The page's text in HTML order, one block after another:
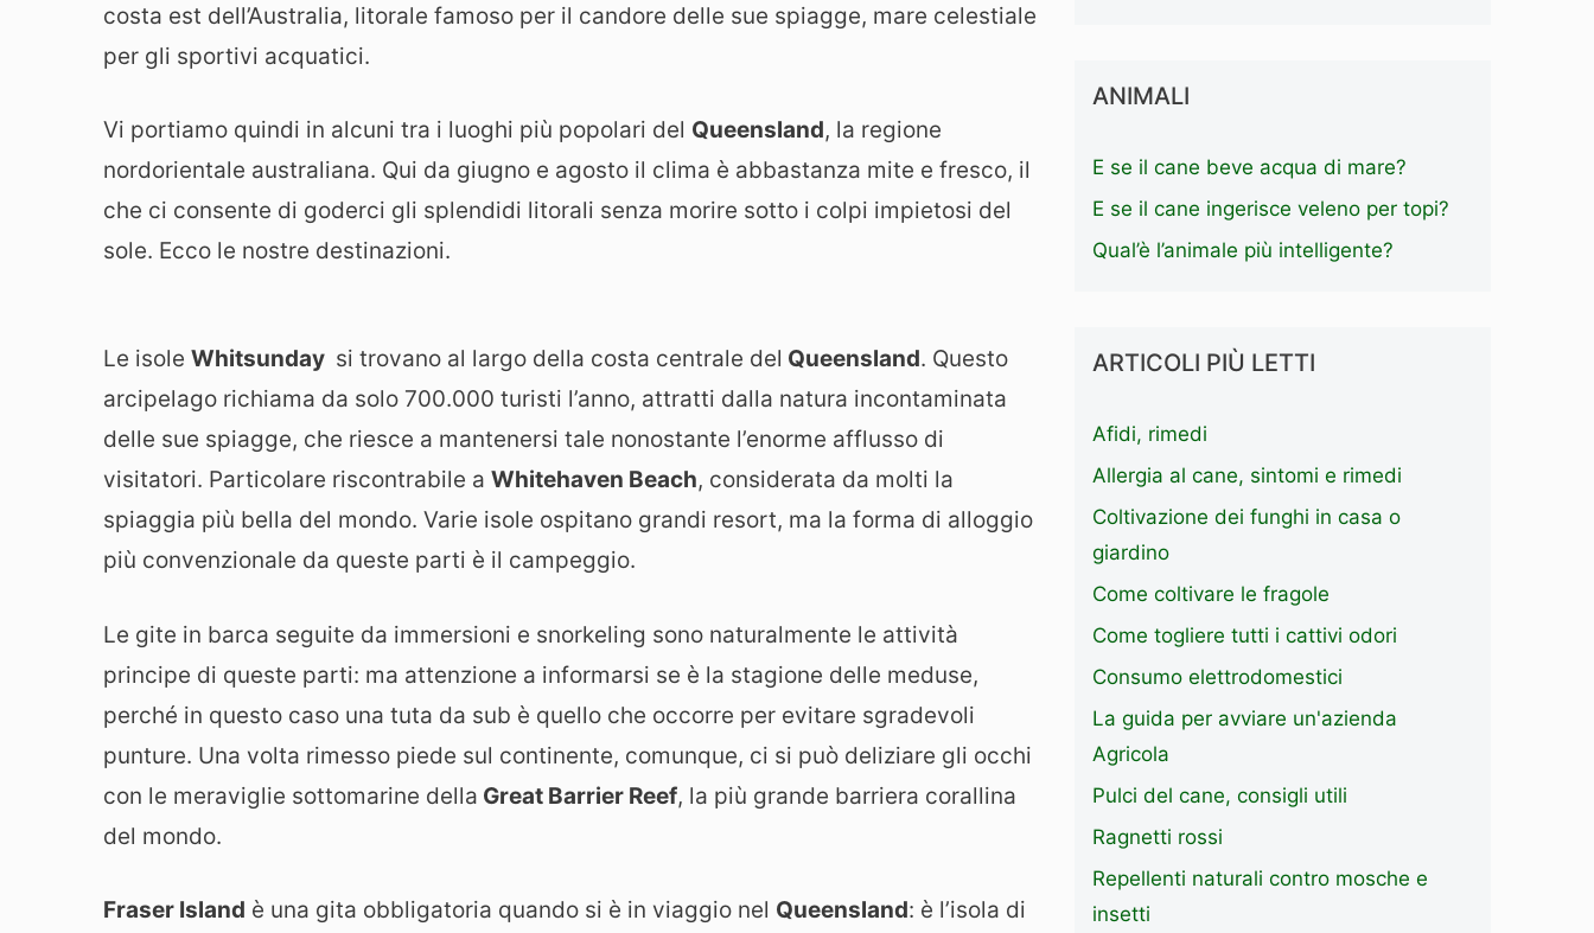
costa est dell’Australia, litorale famoso per il candore delle sue spiagge, mare celestiale
per gli sportivi acquatici.
Vi portiamo quindi in alcuni tra i luoghi più popolari del Queensland, la regione
nordorientale australiana. Qui da giugno e agosto il clima è abbastanza mite e fresco, il
che ci consente di goderci gli splendidi litorali senza morire sotto i colpi impietosi del
sole. Ecco le nostre destinazioni.
Le isole Whitsunday si trovano al largo della costa centrale del Queensland. Questo
arcipelago richiama da solo 700.000 turisti l’anno, attratti dalla natura incontaminata
delle sue spiagge, che riesce a mantenersi tale nonostante l’enorme afflusso di
visitatori. Particolare riscontrabile a Whitehaven Beach, considerata da molti la
spiaggia più bella del mondo. Varie isole ospitano grandi resort, ma la forma di alloggio
più convenzionale da queste parti è il campeggio.
Le gite in barca seguite da immersioni e snorkeling sono naturalmente le attività
principe di queste parti: ma attenzione a informarsi se è la stagione delle meduse,
perché in questo caso una tuta da sub è quello che occorre per evitare sgradevoli
punture. Una volta rimesso piede sul continente, comunque, ci si può deliziare gli occhi
con le meraviglie sottomarine della Great Barrier Reef, la più grande barriera corallina
del mondo.
Fraser Island è una gita obbligatoria quando si è in viaggio nel Queensland: è l’isola di
ANIMALI
E se il cane beve acqua di mare?
E se il cane ingerisce veleno per topi?
Qual’è l’animale più intelligente?
ARTICOLI PIÙ LETTI
Afidi, rimedi
Allergia al cane, sintomi e rimedi
Coltivazione dei funghi in casa o
giardino
Come coltivare le fragole
Come togliere tutti i cattivi odori
Consumo elettrodomestici
La guida per avviare un'azienda
Agricola
Pulci del cane, consigli utili
Ragnetti rossi
Repellenti naturali contro mosche e
insetti